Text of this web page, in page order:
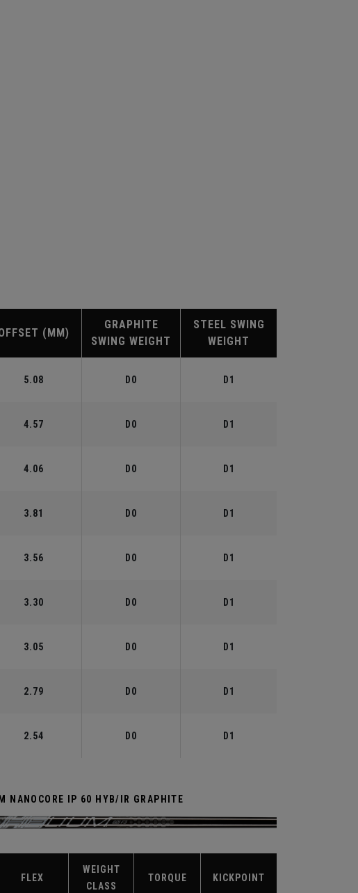
(MM)
GRAPHITE
SWING WEIGHT
STEEL SWING
WEIGHT
5.08 D0 D1
4.57 D0 D1
4.06 D0 D1
3.81 D0 D1
3.56 D0 D1
3.30 D0 D1
3.05 D0 D1
2.79 D0 D1
2.54 D0 D1
NANOCORE IP 60 HYB/IR GRAPHITE
FLEX
WEIGHT
CLASS
TORQUE KICKPOINT